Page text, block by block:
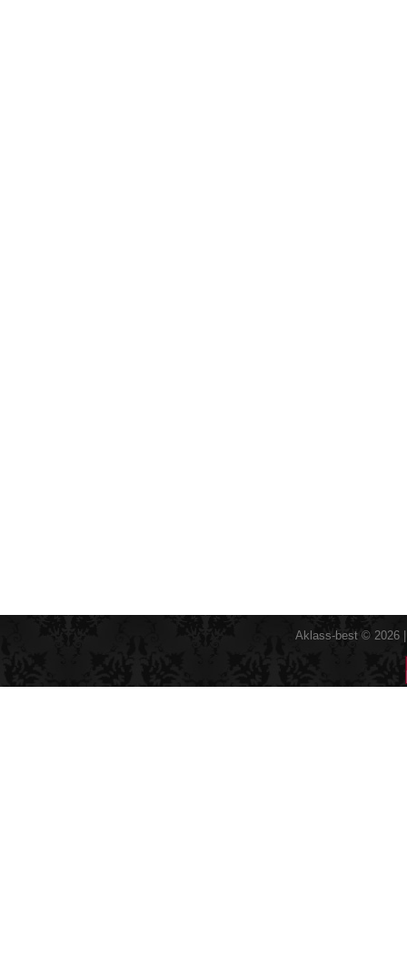
Aklass-best © 2026